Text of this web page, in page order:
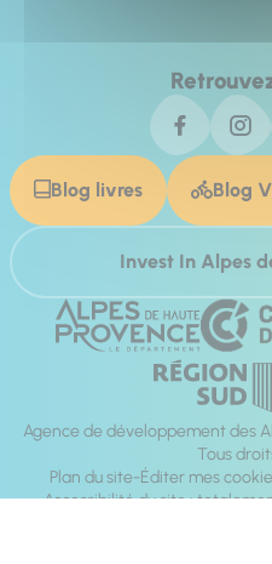
Blog livres Blog
Invest In Alpes
Agence de développement des
Tous
Plan du site Éditer mes
Accessibilité du site :